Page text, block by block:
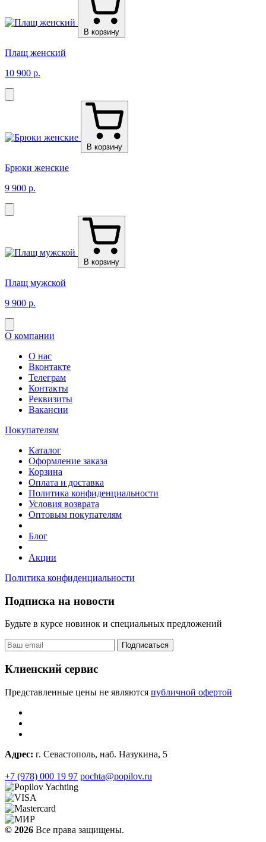
В корзину
Плащ женский
10 900 р.
В корзину
Брюки женские
9 900 р.
В корзину
Плащ мужской
9 900 р.
О компании
О нас
Вконтакте
Телеграм
Контакты
Реквизиты
Вакансии
Покупателям
Каталог
Оформление заказа
Корзина
Оплата и доставка
Политика конфиденциальности
Условия возврата
Оптовым покупателям
Блог
Акции
Политика конфиденциальности
Подписка на новости
Будьте в курсе новинок и специальных предложений
Подписаться
Клиенский сервис
Представленные цены не являются публичной офертой
Адрес: г. Севастополь, наб. Назукина, 5
+7 (978) 000 19 97 pochta@popilov.ru
© 2026 Все права защищены.